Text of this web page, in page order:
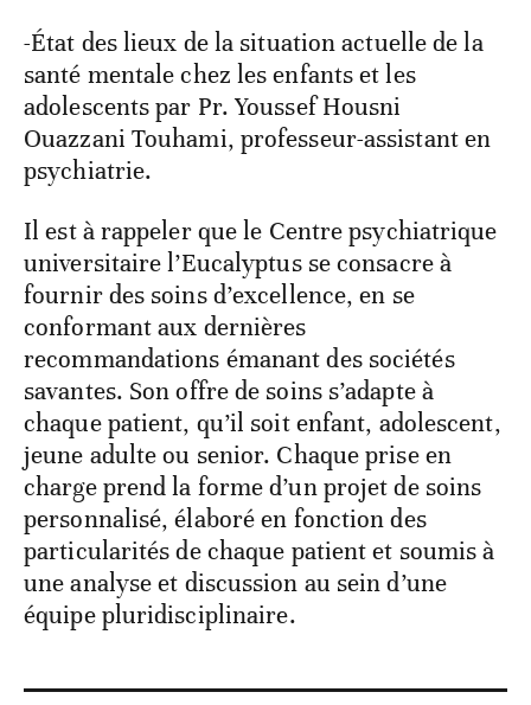
-État des lieux de la situation actuelle de la
santé mentale chez les enfants et les
adolescents par Pr. Youssef Housni
Ouazzani Touhami, professeur-assistant en
psychiatrie.
Il est à rappeler que le Centre psychiatrique
universitaire l’Eucalyptus se consacre à
fournir des soins d’excellence, en se
conformant aux dernières
recommandations émanant des sociétés
savantes. Son offre de soins s’adapte à
chaque patient, qu’il soit enfant, adolescent,
jeune adulte ou senior. Chaque prise en
charge prend la forme d’un projet de soins
personnalisé, élaboré en fonction des
particularités de chaque patient et soumis à
une analyse et discussion au sein d’une
équipe pluridisciplinaire.